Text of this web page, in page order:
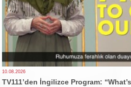
10.08.2026
TV111’den İngilizce Program: